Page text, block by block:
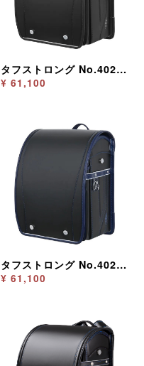
タフストロング No.4020 ブラック
¥ 61,100
タフストロング No.4020 ブラック×ブルー
¥ 61,100